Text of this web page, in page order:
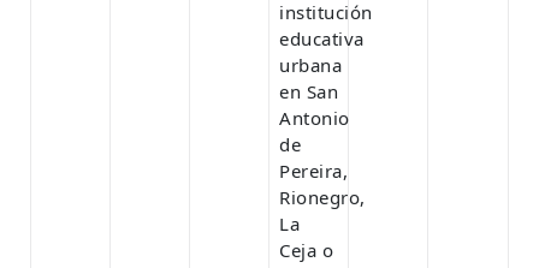
institución
educativa
urbana
en San
Antonio
de
Pereira,
Rionegro,
La
Ceja o